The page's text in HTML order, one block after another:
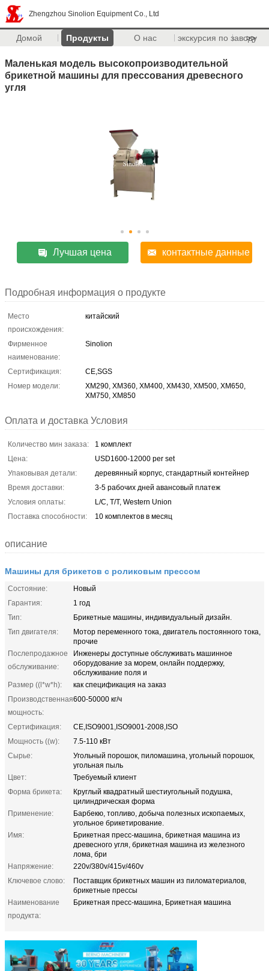
Zhengzhou Sinolion Equipment Co., Ltd
Домой Продукты О нас экскурсия по заводу
>>
Маленькая модель высокопроизводительной
брикетной машины для прессования древесного
угля
Лучшая цена контактные данные
Подробная информация о продукте
Место
происхождения:
китайский
Фирменное
наименование:
Sinolion
Сертификация:
CE,SGS
Номер модели:
XM290, XM360, XM400, XM430, XM500, XM650,
XM750, XM850
Оплата и доставка Условия
Количество мин заказа:
1 комплект
Цена:
USD1600-12000 per set
Упаковывая детали:
деревянный корпус, стандартный контейнер
Время доставки:
3-5 рабочих дней авансовый платеж
Условия оплаты:
L/C, T/T, Western Union
Поставка способности:
10 комплектов в месяц
описание
Машины для брикетов с роликовым прессом
Состояние:
Новый
Гарантия:
1 год
Тип:
Брикетные машины, индивидуальный дизайн.
Тип двигателя:
Мотор переменного тока, двигатель постоянного тока,
прочие
Послепродажное
обслуживание:
Инженеры доступные обслуживать машинное
оборудование за морем, онлайн поддержку,
обслуживание поля и
Размер ((l*w*h):
как спецификация на заказ
Производственная
мощность:
600-50000 кг/ч
Сертификация:
CE,ISO9001,ISO9001-2008,ISO
Мощность ((w):
7.5-110 кВт
Сырье:
Угольный порошок, пиломашина, угольный порошок,
угольная пыль
Цвет:
Требуемый клиент
Форма брикета:
Круглый квадратный шестиугольный подушка,
цилиндрическая форма
Применение:
Барбекю, топливо, добыча полезных ископаемых,
угольное брикетирование.
Имя:
Брикетная пресс-машина, брикетная машина из
древесного угля, брикетная машина из железного
лома, бри
Напряжение:
220v/380v/415v/460v
Ключевое слово:
Поставщик брикетных машин из пиломатериалов,
брикетные прессы
Наименование
продукта:
Брикетная пресс-машина, Брикетная машина